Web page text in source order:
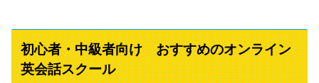
初心者・中級者向け おすすめのオンライン
英会話スクール